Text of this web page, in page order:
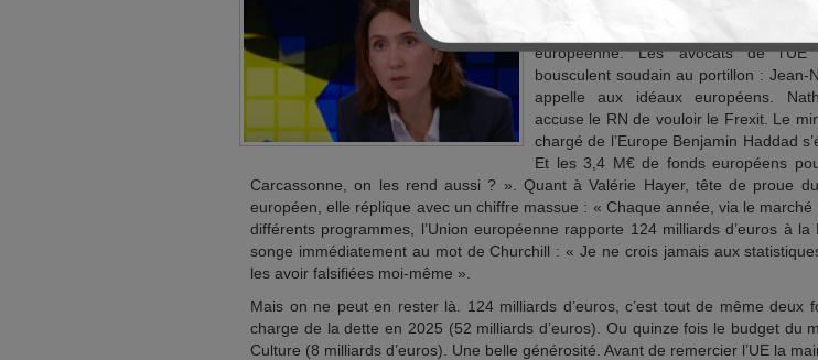
Tout change lorsqu’il s’agit du
européenne. Les avocats de l’UE
bousculent soudain au portillon : Jean-
appelle aux idéaux européens.
accuse le RN de vouloir le Frexit. Le
chargé de l’Europe Benjamin Haddad
Et les 3,4 M€ de fonds européens
Carcassonne, on les rend aussi ? ». Quant à Valérie Hayer, tête de proue
européen, elle réplique avec un chiffre massue : « Chaque année, via le marché
différents programmes, l’Union européenne rapporte 124 milliards d’euros à la
songe immédiatement au mot de Churchill : « Je ne crois jamais aux
les avoir falsifiées moi-même ».
Mais on ne peut en rester là. 124 milliards d’euros, c’est tout de même deux
charge de la dette en 2025 (52 milliards d’euros). Ou quinze fois le budget du
Culture (8 milliards d’euros). Une belle générosité. Avant de remercier l’UE la